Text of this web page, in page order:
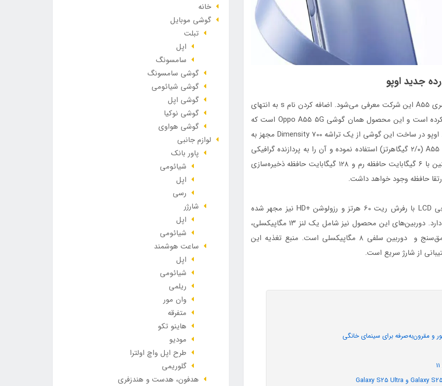
A55s 5G، چهارمین گوشی شرکت Oppo است که از سری A55 این شرکت معرفی می‌شود. اضافه کردن نام s به انتهای
نام این مدل، تفاوت چندانی با مدل‌های قبلی ایجاد نکرده است و این محصول همان گوشی Oppo A55 5G است که
از Oppo A55s 5G که در ژاپن عرضه شده، تفاوت دارد. اوپو در ساخت این گوشی از یک تراشه Dimensity 700 مجهز به
دو هسته Cortex-A78 (۲/۴ گیگاهرتز)، شش هسته‌ی A55 (۲/۰ گیگاهرتز) استفاده نموده و آن را به پردازنده گرافیکی
Mali-G68 MC4 تجهیز کرده است. این محصول همچنین با ۶ گیگابایت حافظه‌ رم و ۱۲۸ گیگابایت حافظه‌ ذخیره‌سازی
گوشی اوپو مدل A55s 5G به یک نمایشگر ۶/۵ اینچی LCD با رفرش ریت 60 هرتز و رزولوشن +HD نیز مجهر شده
است که از این نظر به گوشی A55 5G کاملا شباهت دارد. دوربین‌های این محصول نیز شامل یک لنز ۱۳ مگاپیکسلی،
دوربین ۲ مگاپیکسلی ماکرو، دوربین ۲ مگاپیکسلی عمق‌سنج و دوربین سلفی ۸ مگاپیکسلی است. منبع تغذیه این
خانه
گوشی موبایل
تبلت
اپل
سامسونگ
گوشی سامسونگ
گوشی شیائومی
گوشی اپل
گوشی نوکیا
گوشی هواوی
لوازم جانبی
پاور بانک
شیائومی
اپل
رسی
شارژر
اپل
شیائومی
ساعت هوشمند
اپل
شیائومی
ریلمی
وان مور
متفرقه
هاینو تکو
مودیو
طرح اپل واچ اولترا
گلوریمی
هدفون، هدست و هندزفری